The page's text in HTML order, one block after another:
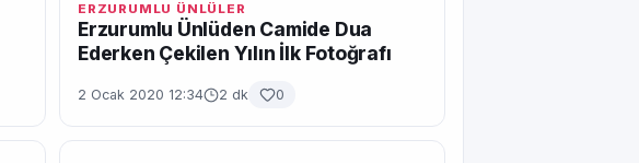
ERZURUMLU ÜNLÜLER
Erzurumlu Ünlüden Camide Dua
Ederken Çekilen Yılın İlk Fotoğrafı
2 Ocak 2020 12:34 2 dk 0